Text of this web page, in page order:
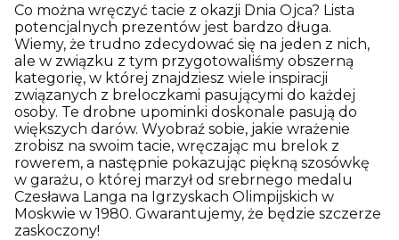
Co można wręczyć tacie z okazji Dnia Ojca? Lista
potencjalnych prezentów jest bardzo długa.
Wiemy, że trudno zdecydować się na jeden z nich,
ale w związku z tym przygotowaliśmy obszerną
kategorię, w której znajdziesz wiele inspiracji
związanych z breloczkami pasującymi do każdej
osoby. Te drobne upominki doskonale pasują do
większych darów. Wyobraź sobie, jakie wrażenie
zrobisz na swoim tacie, wręczając mu brelok z
rowerem, a następnie pokazując piękną szosówkę
w garażu, o której marzył od srebrnego medalu
Czesława Langa na Igrzyskach Olimpijskich w
Moskwie w 1980. Gwarantujemy, że będzie szczerze
zaskoczony!